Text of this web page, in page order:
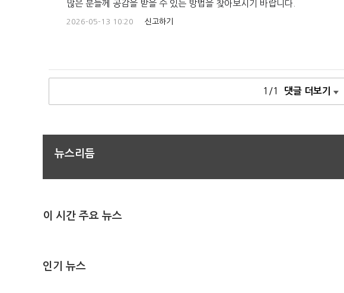
많은 분들께 공감을 받을 수 있는 방법을 찾아보시기 바랍니다.
2026-05-13 10:20 신고하기
1/1 댓글 더보기
뉴스리듬
이 시간 주요 뉴스
인기 뉴스